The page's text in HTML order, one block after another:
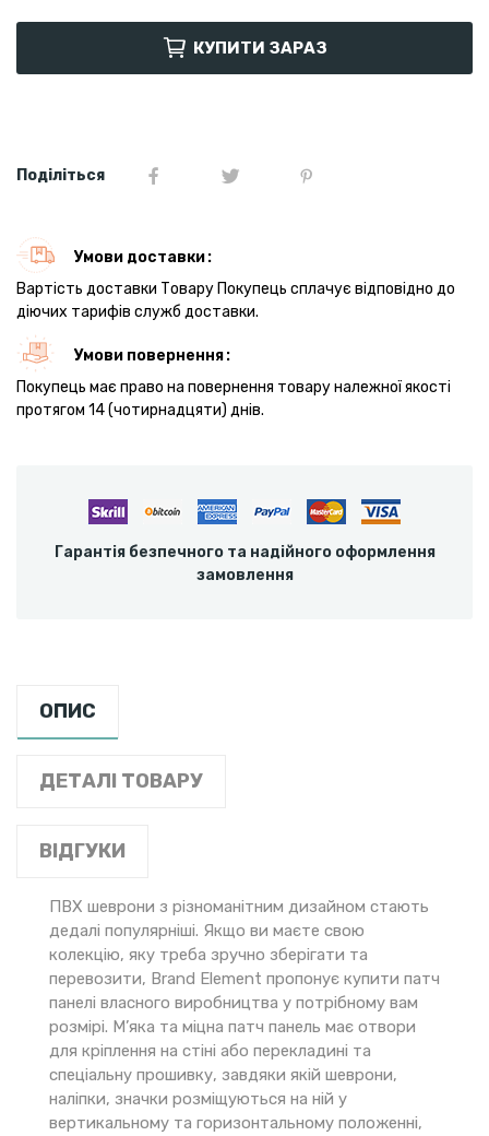
КУПИТИ ЗАРАЗ
Поділіться
Умови доставки
Вартість доставки Товару Покупець сплачує відповідно до
діючих тарифів служб доставки.
Умови повернення
Покупець має право на повернення товару належної якості
протягом 14 (чотирнадцяти) днів.
Гарантія безпечного та надійного оформлення
замовлення
ОПИС
ДЕТАЛІ ТОВАРУ
ВІДГУКИ
ПВХ шеврони з різноманітним дизайном стають
дедалі популярніші. Якщо ви маєте свою
колекцію, яку треба зручно зберігати та
перевозити, Brand Element пропонує купити патч
панелі власного виробництва у потрібному вам
розмірі. М’яка та міцна патч панель має отвори
для кріплення на стіні або перекладині та
спеціальну прошивку, завдяки якій шеврони,
наліпки, значки розміщуються на ній у
вертикальному та горизонтальному положенні,